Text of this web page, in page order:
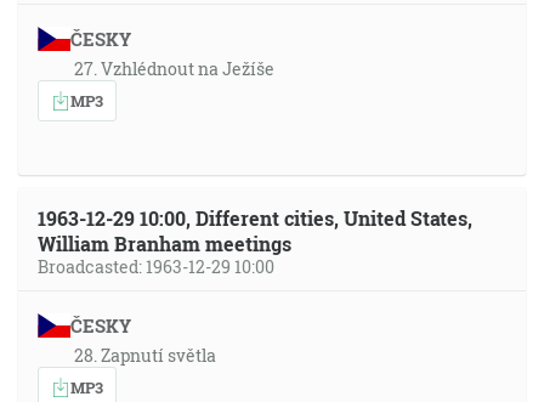
ČESKY
27. Vzhlédnout na Ježíše
MP3
1963-12-29 10:00, Different cities, United States,
William Branham meetings
Broadcasted: 1963-12-29 10:00
ČESKY
28. Zapnutí světla
MP3